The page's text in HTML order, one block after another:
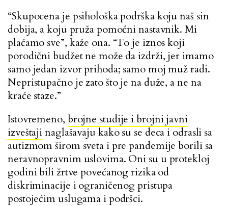
“Skupocena je psihološka podrška koju naš sin
dobija, a koju pruža pomoćni nastavnik. Mi
plaćamo sve”, kaže ona. “To je iznos koji
porodični budžet ne može da izdrži, jer imamo
samo jedan izvor prihoda; samo moj muž radi.
Nepristupačno je zato što je na duže, a ne na
kraće staze.”
Istovremeno, brojne studije i brojni javni
izveštajinaglašavaju kako su se deca i odrasli sa
autizmom širom sveta i pre pandemije borili sa
neravnopravnim uslovima. Oni su u protekloj
godini bili žrtve povećanog rizika od
diskriminacije i ograničenog pristupa
postojećim uslugama i podršci.